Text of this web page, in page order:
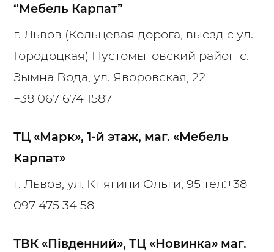
“Мебель Карпат”
г. Львов (Кольцевая дорога, выезд с ул.
Городоцкая) Пустомытовский район с.
Зымна Вода, ул. Яворовская, 22
+38 067 674 1587
ТЦ «Марк», 1-й этаж, маг. «Мебель
Карпат»
г. Львов, ул. Княгини Ольги, 95 тел:+38
097 475 34 58
ТВК «Південний», ТЦ «Новинка» маг.